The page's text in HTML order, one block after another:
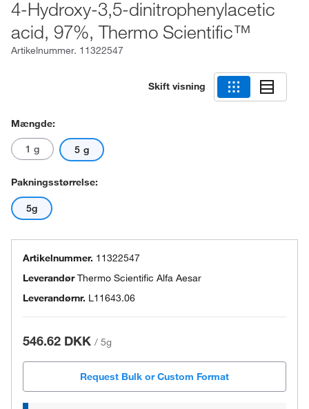
4-Hydroxy-3,5-dinitrophenylacetic
acid, 97%, Thermo Scientific™
Artikelnummer. 11322547
Skift visning
Mængde:
1 g 5 g
Pakningsstørrelse:
5g
Artikelnummer. 11322547
LeverandørThermo Scientific Alfa Aesar
Leverandørnr. L11643.06
546.62 DKK / 5g
Request Bulk or Custom Format